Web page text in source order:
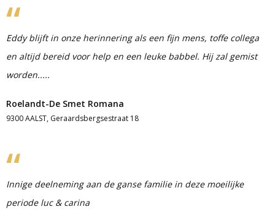
Eddy blijft in onze herinnering als een fijn mens, toffe collega
en altijd bereid voor help en een leuke babbel. Hij zal gemist
worden.....
Roelandt-De Smet Romana
9300 AALST, Geraardsbergsestraat 18
Innige deelneming aan de ganse familie in deze moeilijke
periode luc & carina